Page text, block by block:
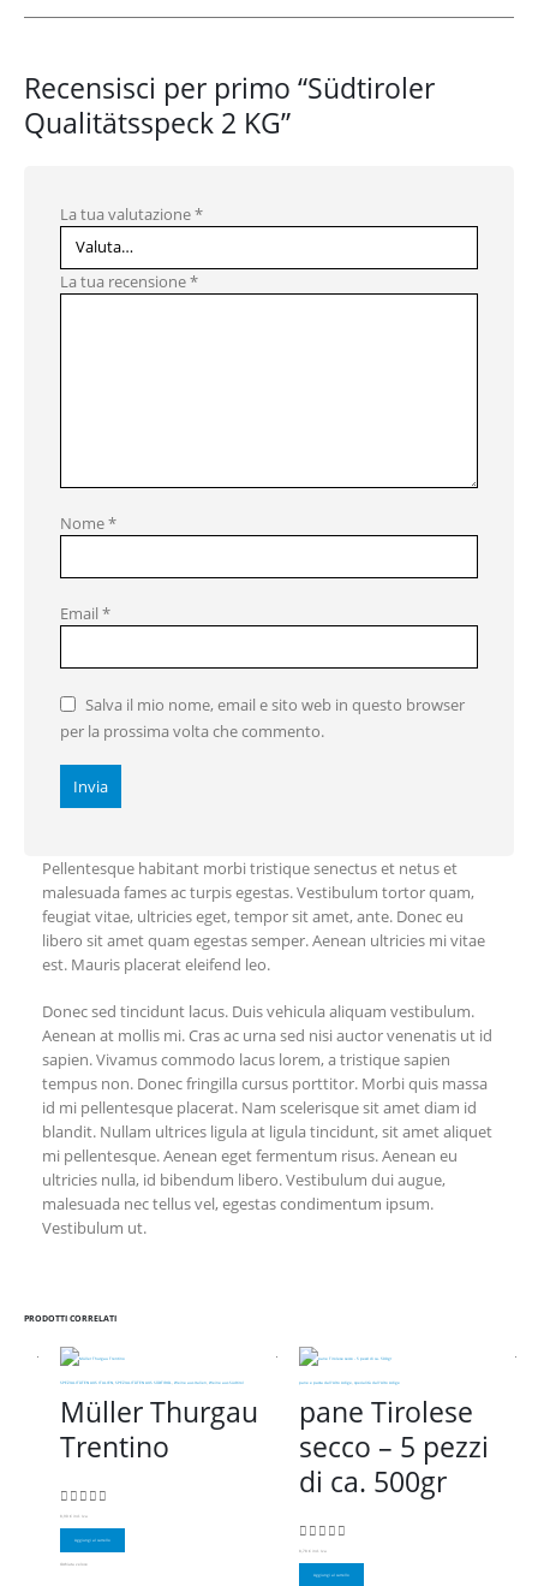
Recensisci per primo “Südtiroler
Qualitätsspeck 2 KG”
La tua valutazione*
La tua recensione*
Nome*
Email *
Salva il mio nome, email e sito web in questo browser
per la prossima volta che commento.
Pellentesque habitant morbi tristique senectus et netus et
malesuada fames ac turpis egestas. Vestibulum tortor quam,
feugiat vitae, ultricies eget, tempor sit amet, ante. Donec eu
libero sit amet quam egestas semper. Aenean ultricies mi vitae
est. Mauris placerat eleifend leo.
Donec sed tincidunt lacus. Duis vehicula aliquam vestibulum.
Aenean at mollis mi. Cras ac urna sed nisi auctor venenatis ut id
sapien. Vivamus commodo lacus lorem, a tristique sapien
tempus non. Donec fringilla cursus porttitor. Morbi quis massa
id mi pellentesque placerat. Nam scelerisque sit amet diam id
blandit. Nullam ultrices ligula at ligula tincidunt, sit amet aliquet
mi pellentesque. Aenean eget fermentum risus. Aenean eu
ultricies nulla, id bibendum libero. Vestibulum dui augue,
malesuada nec tellus vel, egestas condimentum ipsum.
Vestibulum ut.
PRODOTTI CORRELATI
SPEZIALITÄTEN AUS ITALIEN, SPEZIALITÄTEN AUS SÜDTIROL Weine aus Italien, Weine aus Südtirol
Müller Thurgau
Trentino
0Su 5
8,90 € incl. Iva
Aggiungi al carrello
Occhiata veloce
pane e pasta dall'Alto Adige, specialità dall'Alto Adige
pane Tirolese
secco – 5 pezzi
di ca. 500gr
0Su 5
8,78 € incl. Iva
Aggiungi al carrello